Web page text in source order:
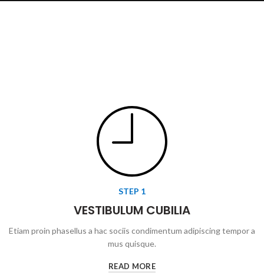
STEP 1
VESTIBULUM CUBILIA
Etiam proin phasellus a hac sociis condimentum adipiscing tempor a
mus quisque.
READ MORE